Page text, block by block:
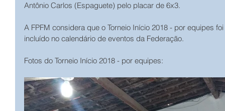
Antônio Carlos (Espaguete) pelo placar de 6x3.
A FPFM considera que o Torneio Início 2018 - por equipes
incluído no calendário de eventos da Federação.
Fotos do Torneio Início 2018 - por equipes: